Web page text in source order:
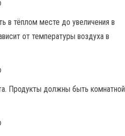
в тёплом месте до увеличения в
от температуры воздуха в
Продукты должны быть комнатной